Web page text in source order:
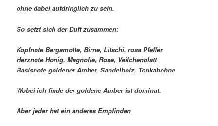
ohne dabei aufdringlich zu sein.
So setzt sich der Duft zusammen:
Kopfnote Bergamotte, Birne, Litschi, rosa Pfeffer
Herznote Honig, Magnolie, Rose, Veilchenblatt
Basisnote goldener Amber, Sandelholz, Tonkabohne
Wobei ich finde der goldene Amber ist dominat.
Aber jeder hat ein anderes Empfinden